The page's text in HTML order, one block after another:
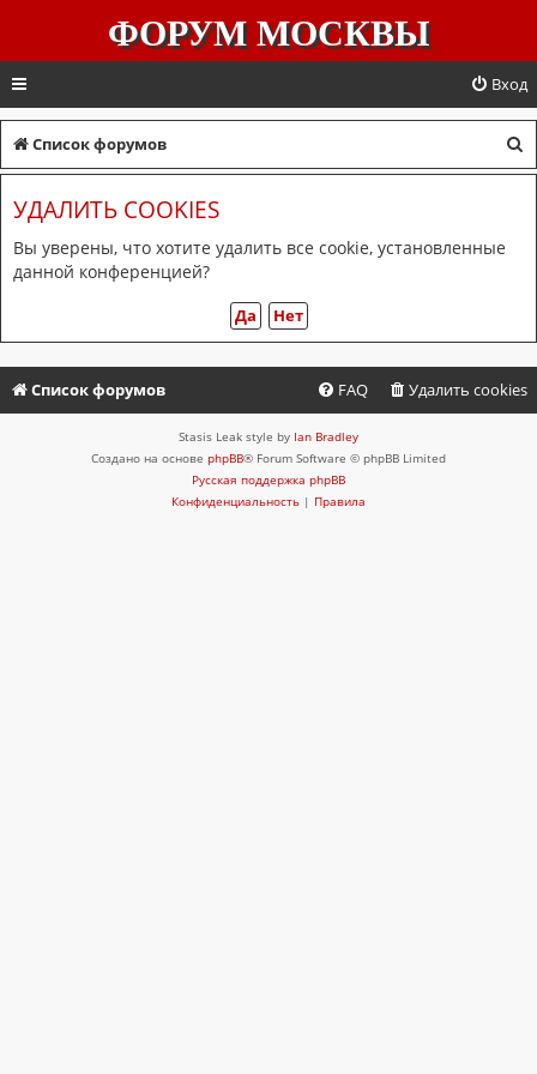
ФОРУМ МОСКВЫ
Вход
Список форумов
о
УДАЛИТЬ COOKIES
Вы уверены, что хотите удалить все cookie, установленные
данной конференцией?
Список форумов Удалить cookies
FAQ
Stasis Leak style by Ian Bradley
Создано на основе phpBB® Forum Software © phpBB Limited
Русская поддержка phpBB
Конфиденциальность | Правила